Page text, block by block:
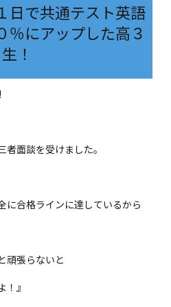
日で共通テスト英語
％にアップした高３
生！
面談を受けました。
に合格ラインに達しているから
頑張らないと
』